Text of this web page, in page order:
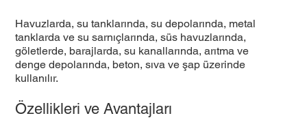
Havuzlarda, su tanklarında, su depolarında, metal
tanklarda ve su sarnıçlarında, süs havuzlarında,
göletlerde, barajlarda, su kanallarında, arıtma ve
denge depolarında, beton, sıva ve şap üzerinde
kullanılır.
Özellikleri ve Avantajları